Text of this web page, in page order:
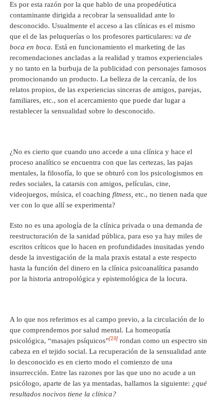
Es por esta razón por la que hablo de una propedéutica
contaminante dirigida a recobrar la sensualidad ante lo
desconocido. Usualmente el acceso a las clínicas es el mismo
que el de las peluquerías o los profesores particulares: va de
boca en boca. Está en funcionamiento el marketing de las
recomendaciones ancladas a la realidad y tramos experienciales
y no tanto en la burbuja de la publicidad con personajes famosos
promocionando un producto. La belleza de la cercanía, de los
relatos propios, de las experiencias sinceras de amigos, parejas,
familiares, etc., son el acercamiento que puede dar lugar a
restablecer la sensualidad sobre lo desconocido.
¿No es cierto que cuando uno accede a una clínica y hace el
proceso analítico se encuentra con que las certezas, las pajas
mentales, la filosofía, lo que se obturó con los psicologismos en
redes sociales, la catarsis con amigos, películas, cine,
videojuegos, música, el coaching fitness, etc., no tienen nada que
ver con lo que allí se experimenta?
Esto no es una apología de la clínica privada o una demanda de
reestructuración de la sanidad pública, para eso ya hay miles de
escritos críticos que lo hacen en profundidades inusitadas yendo
desde la investigación de la mala praxis estatal a este respecto
hasta la función del dinero en la clínica psicoanalítica pasando
por la historia antropológica y epistemológica de la locura.
A lo que nos referimos es al campo previo, a la circulación de lo
que comprendemos por salud mental. La homeopatía
psicológica, “masajes psíquicos”[19] rondan como un espectro sin
cabeza en el tejido social. La recuperación de la sensualidad ante
lo desconocido es en cierto modo el comienzo de una
insurrección. Entre las razones por las que uno no acude a un
psicólogo, aparte de las ya mentadas, hallamos la siguiente: ¿qué
resultados nocivos tiene la clínica?